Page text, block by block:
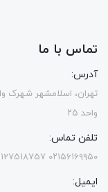
تماس با ما
آدرس:
تهران، اسلامشهر شهرک
واحد ۲۵
تلفن تماس:
۰۲۱۵۶۱۶۹۹۵۰ 09127518757
ایمیل: